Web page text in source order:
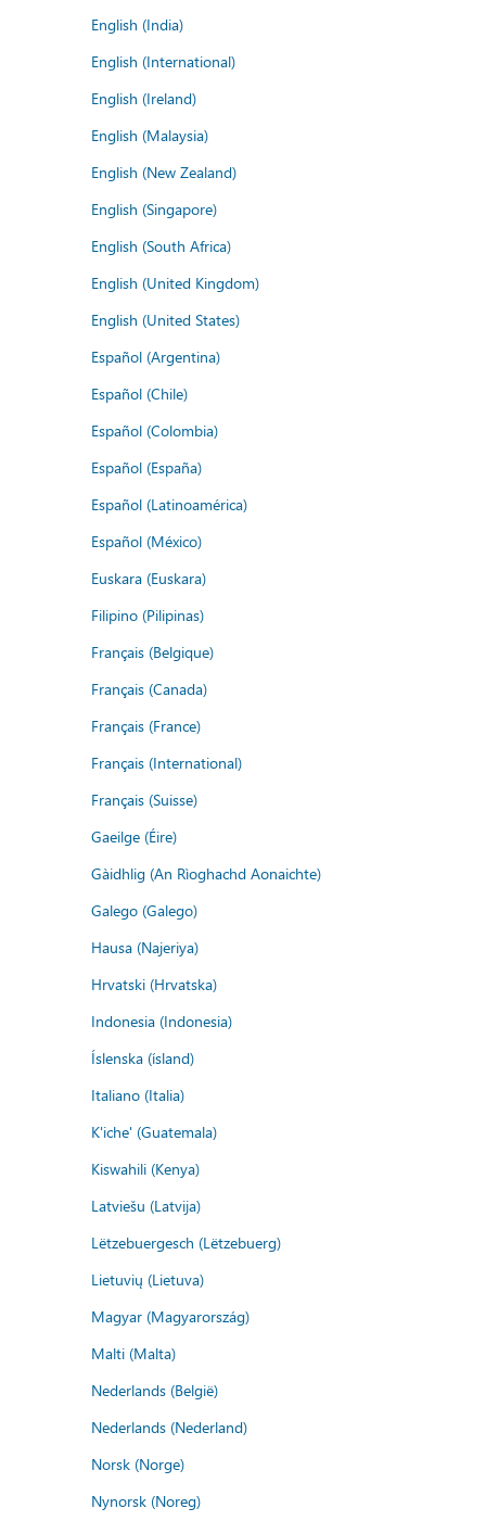
English (India)
English (International)
English (Ireland)
English (Malaysia)
English (New Zealand)
English (Singapore)
English (South Africa)
English (United Kingdom)
English (United States)
Español (Argentina)
Español (Chile)
Español (Colombia)
Español (España)
Español (Latinoamérica)
Español (México)
Euskara (Euskara)
Filipino (Pilipinas)
Français (Belgique)
Français (Canada)
Français (France)
Français (International)
Français (Suisse)
Gaeilge (Éire)
Gàidhlig (An Rìoghachd Aonaichte)
Galego (Galego)
Hausa (Najeriya)
Hrvatski (Hrvatska)
Indonesia (Indonesia)
Íslenska (ísland)
Italiano (Italia)
K'iche' (Guatemala)
Kiswahili (Kenya)
Latviešu (Latvija)
Lëtzebuergesch (Lëtzebuerg)
Lietuvių (Lietuva)
Magyar (Magyarország)
Malti (Malta)
Nederlands (België)
Nederlands (Nederland)
Norsk (Norge)
Nynorsk (Noreg)